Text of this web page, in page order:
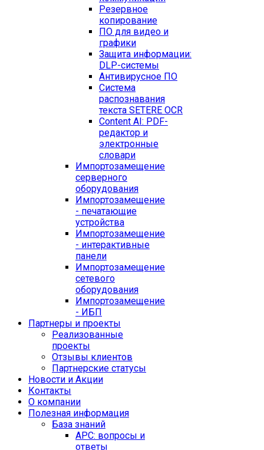
Резервное
копирование
ПО для видео и
графики
Защита информации:
DLP-системы
Антивирусное ПО
Система
распознавания
текста SETERE OCR
Content AI: PDF-
редактор и
электронные
словари
Импортозамещение
серверного
оборудования
Импортозамещение
- печатающие
устройства
Импортозамещение
- интерактивные
панели
Импортозамещение
сетевого
оборудования
Импортозамещение
- ИБП
Партнеры и проекты
Реализованные
проекты
Отзывы клиентов
Партнерские статусы
Новости и Акции
Контакты
O компании
Полезная информация
База знаний
APC: вопросы и
ответы